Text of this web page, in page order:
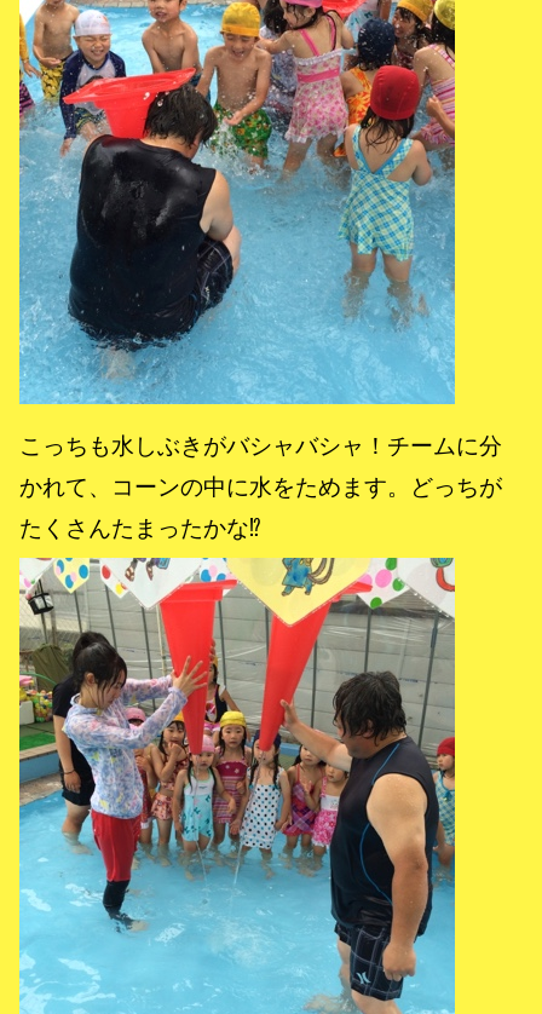
こっちも水しぶきがバシャバシャ！チームに分
かれて、コーンの中に水をためます。どっちが
たくさんたまったかな⁉︎